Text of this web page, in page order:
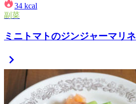
34 kcal
副菜
ミニトマトのジンジャーマリネ